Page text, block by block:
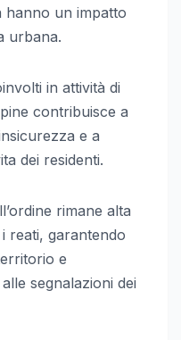
hanno un impatto
urbana.
in attività di
contribuisce a
e a
dei residenti.
rimane alta
reati, garantendo
e
segnalazioni dei